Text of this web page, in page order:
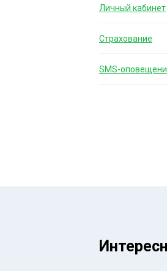
Личный кабинет
Страхование
SMS-